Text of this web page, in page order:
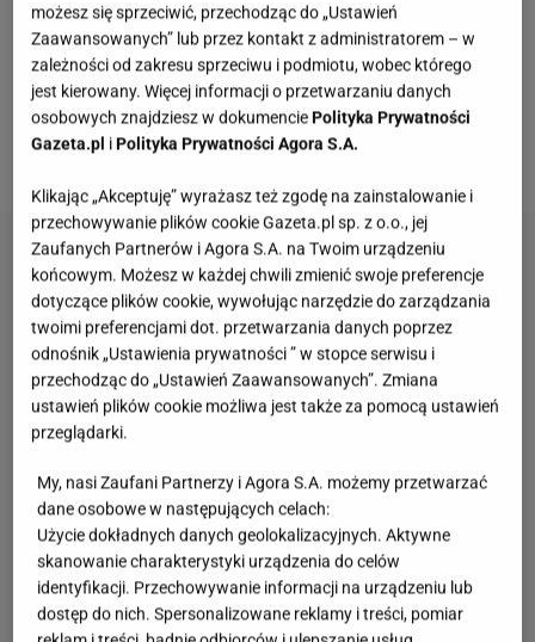
umożliwi zakup markowych szlagierów Charlotte,
takich jak czekolady, konfitury, miód z lawendą,
słony karmel, domowa granola i zestawy z
francuskim winem - wszystko z dostawą pod same
możesz się sprzeciwić, przechodząc do „Ustawień
Zaawansowanych” lub przez kontakt z administratorem – w
zależności od zakresu sprzeciwu i podmiotu, wobec którego
jest kierowany. Więcej informacji o przetwarzaniu danych
osobowych znajdziesz w dokumenciePolityka Prywatności
Gazeta.pl iPolityka Prywatności Agora S.A.
Klikając „Akceptuję” wyrażasz też zgodę na zainstalowanie i
przechowywanie plików cookie Gazeta.pl sp. z o.o., jej
Zaufanych Partnerów i Agora S.A. na Twoim urządzeniu
końcowym. Możesz w każdej chwili zmienić swoje preferencje
dotyczące plików cookie, wywołując narzędzie do zarządzania
twoimi preferencjami dot. przetwarzania danych poprzez
odnośnik „Ustawienia prywatności ” w stopce serwisu i
przechodząc do „Ustawień Zaawansowanych”. Zmiana
ustawień plików cookie możliwa jest także za pomocą ustawień
przeglądarki.
My, nasi Zaufani Partnerzy i Agora S.A. możemy przetwarzać
dane osobowe w następujących celach:
Użycie dokładnych danych geolokalizacyjnych. Aktywne
skanowanie charakterystyki urządzenia do celów
identyfikacji. Przechowywanie informacji na urządzeniu lub
dostęp do nich. Spersonalizowane reklamy i treści, pomiar